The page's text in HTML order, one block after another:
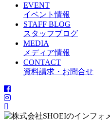
EVENT
イベント情報
STAFF BLOG
スタッフブログ
MEDIA
メディア情報
CONTACT
資料請求・お問合せ